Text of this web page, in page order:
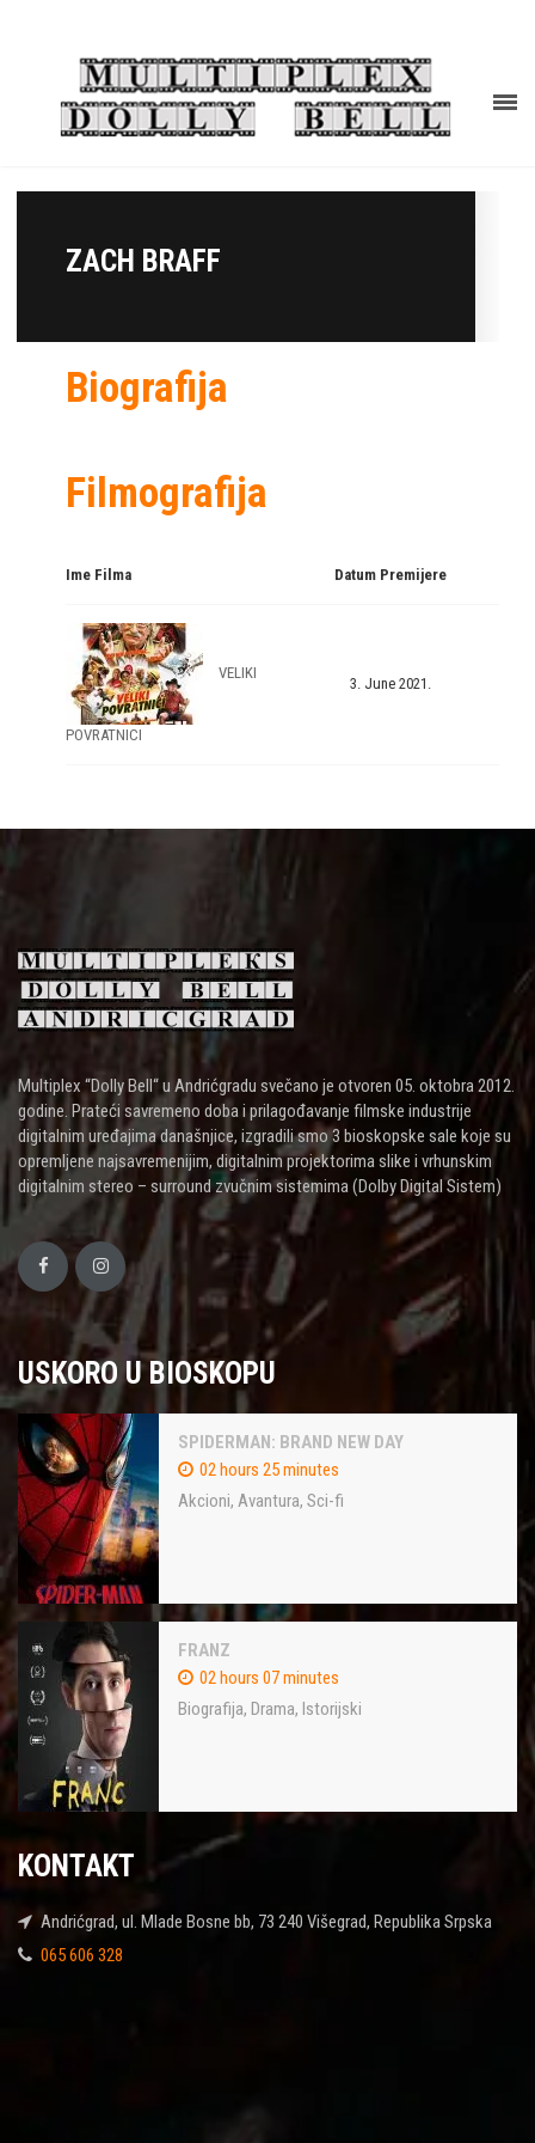
ZACH BRAFF
Biografija
Filmografija
Ime Filma Datum Premijere
VELIKI
POVRATNICI
3. June 2021.
Multiplex “Dolly Bell“ u Andrićgradu svečano je otvoren 05. oktobra 2012.
godine. Prateći savremeno doba i prilagođavanje filmske industrije
digitalnim uređajima današnjice, izgradili smo 3 bioskopske sale koje su
opremljene najsavremenijim, digitalnim projektorima slike i vrhunskim
digitalnim stereo – surround zvučnim sistemima (Dolby Digital Sistem)
USKORO U BIOSKOPU
SPIDERMAN: BRAND NEW DAY
02 hours 25 minutes
Akcioni, Avantura, Sci-fi
FRANZ
02 hours 07 minutes
Biografija, Drama, Istorijski
KONTAKT
Andrićgrad, ul. Mlade Bosne bb, 73 240 Višegrad, Republika Srpska
065 606 328